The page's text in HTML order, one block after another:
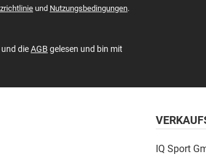
und Nutzungsbedingungen.
dieAGB gelesen und bin mit
IQ Sport